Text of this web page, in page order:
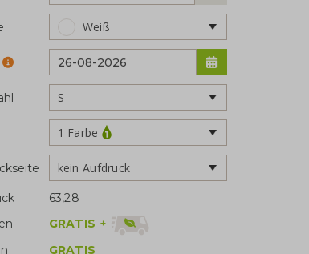
Weiß
1 Farbe
kein Aufdruck
63,28
GRATIS +
GRATIS